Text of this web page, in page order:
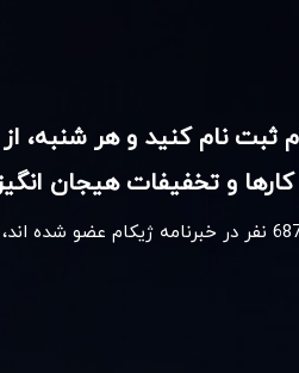
ثبت نام کنید و هر شنبه،
و تخفیفات هیجان
نفر در خبرنامه ژیکام عضو شده